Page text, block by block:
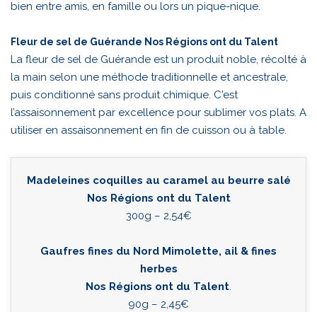
bien entre amis, en famille ou lors un pique-nique.
Fleur de sel de Guérande Nos Régions ont du Talent
La fleur de sel de Guérande est un produit noble, récolté à
la main selon une méthode traditionnelle et ancestrale,
puis conditionné sans produit chimique. C'est
l’assaisonnement par excellence pour sublimer vos plats. A
utiliser en assaisonnement en fin de cuisson ou à table.
Madeleines coquilles au caramel au beurre salé
Nos Régions ont du Talent
300g – 2,54€
Gaufres fines du Nord Mimolette, ail & fines
herbes
Nos Régions ont du Talent.
90g – 2,45€